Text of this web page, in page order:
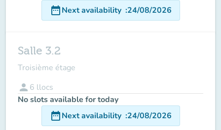
date_rangeNext availability :24/08/2026
Salle 3.2
Troisième étage
person 6 llocs
No slots available for today
date_rangeNext availability :24/08/2026